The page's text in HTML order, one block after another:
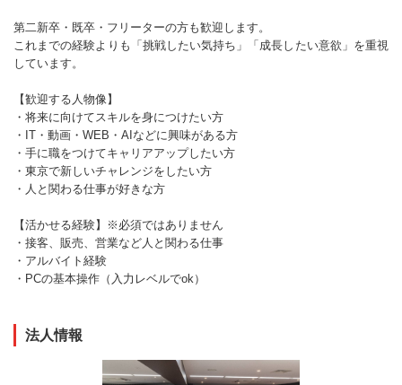
第二新卒・既卒・フリーターの方も歓迎します。
これまでの経験よりも「挑戦したい気持ち」「成長したい意欲」を重視
しています。
【歓迎する人物像】
・将来に向けてスキルを身につけたい方
・IT・動画・WEB・AIなどに興味がある方
・手に職をつけてキャリアアップしたい方
・東京で新しいチャレンジをしたい方
・人と関わる仕事が好きな方
【活かせる経験】※必須ではありません
・接客、販売、営業など人と関わる仕事
・アルバイト経験
・PCの基本操作（入力レベルでok）
法人情報